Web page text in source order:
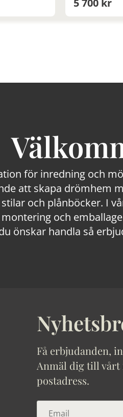
5 700 kr
för inredning och
att skapa drömhem
och plånböcker. I
och
önskar handla så
Få erbjudanden,
Anmäl dig till vårt
postadress.